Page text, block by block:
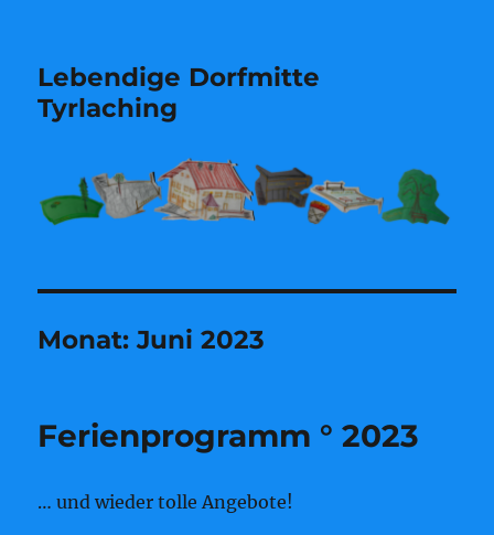
Lebendige Dorfmitte
Tyrlaching
Monat:Juni 2023
Ferienprogramm ° 2023
… und wieder tolle Angebote!